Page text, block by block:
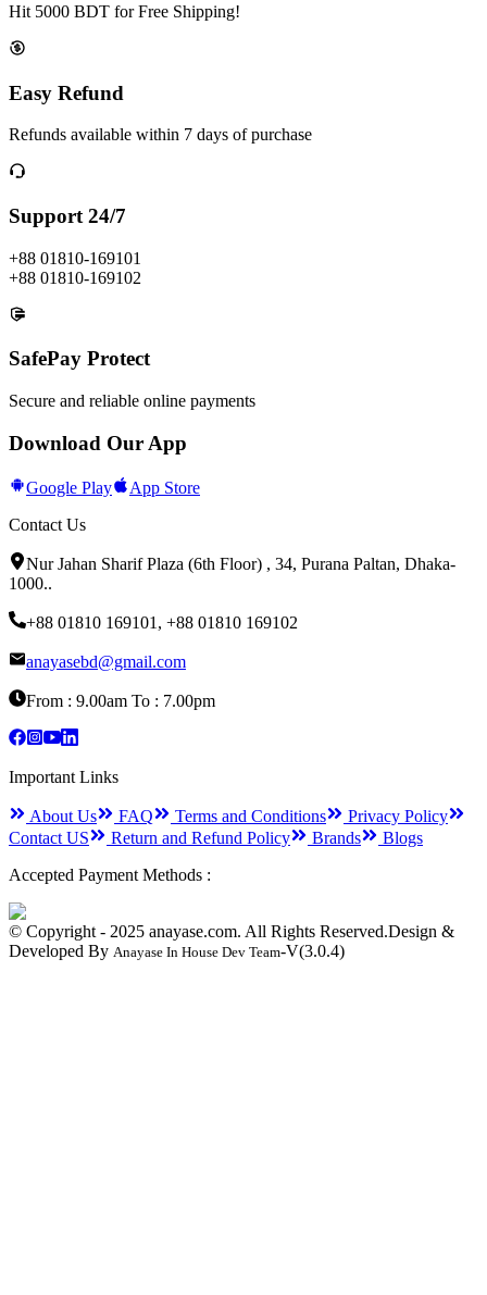
Hit 5000 BDT for Free Shipping!
Easy Refund
Refunds available within 7 days of purchase
Support 24/7
+88 01810-169101
+88 01810-169102
SafePay Protect
Secure and reliable online payments
Download Our App
Google Play
App Store
Contact Us
Nur Jahan Sharif Plaza (6th Floor) , 34, Purana Paltan, Dhaka-
1000..
+88 01810 169101 , +88 01810 169102
anayasebd@gmail.com
From : 9.00am To : 7.00pm
Important Links
About Us FAQ Terms and Conditions
Privacy Policy
Contact US
Return and Refund Policy Brands
Blogs
Accepted Payment Methods :
© Copyright - 2025 anayase.com. All Rights Reserved.Design &
Developed By Anayase In House Dev Team-V(3.0.4)